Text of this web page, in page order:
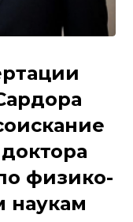
физико-
наукам